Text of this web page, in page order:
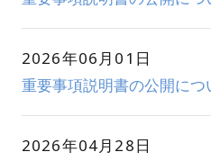
2026年06月01日
重要事項説明書の公開につ
2026年04月28日